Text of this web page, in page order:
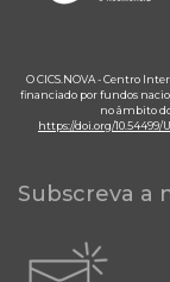
O CICS.NOVA - Centro
financiado por fundos
no âmbito
https://doi.org/10.54499/
Subscreva a